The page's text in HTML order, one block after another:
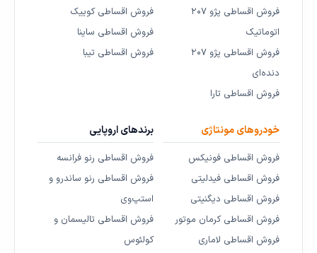
فروش اقساطی پژو ۲۰۷
اتوماتیک
فروش اقساطی پژو ۲۰۷
دنده‌ای
فروش اقساطی تارا
فروش اقساطی کوییک
فروش اقساطی ساینا
فروش اقساطی تیبا
خودروهای مونتاژی
فروش اقساطی فونیکس
فروش اقساطی فیدلیتی
فروش اقساطی دیگنیتی
فروش اقساطی کرمان موتور
فروش اقساطی لاماری
برندهای اروپایی
فروش اقساطی رنو فرانسه
فروش اقساطی رنو ساندرو و
استپ‌وی
فروش اقساطی تالیسمان و
کولئوس